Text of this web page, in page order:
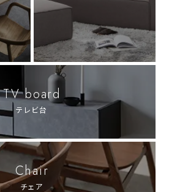
TV board
テレビ台
Chair
チェア